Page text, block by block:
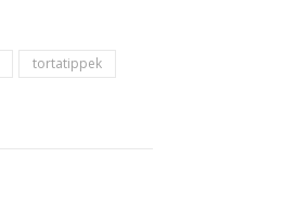
tortatippek